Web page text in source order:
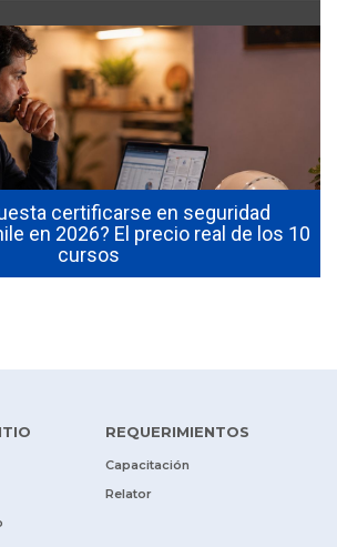
certificarse en seguridad
en 2026? El precio real de los 10
cursos
REQUERIMIENTOS
Capacitación
Relator